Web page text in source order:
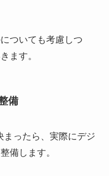
ついても考慮しつ
ます。
備
まったら、実際にデジ
備します。